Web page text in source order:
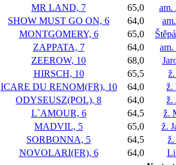
MR LAND, 7 65,0
am.
SHOW MUST GO ON, 6 64,0
MONTGOMERY, 6 65,0
ZAPPATA, 7 64,0
ZEEROW, 10 68,0
HIRSCH, 10 65,5
ICARE DU RENOM(FR), 10 64,0
ž.
ODYSEUSZ(POL), 8 64,0
ž.
L`AMOUR, 6 64,5
ž.
MADVIL, 5 65,0
ž.
SORBONNA, 5 64,5
ž.
NOVOLARI(FR), 6 64,0